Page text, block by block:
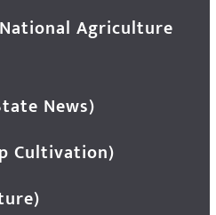
(National Agriculture
News)
Cultivation)